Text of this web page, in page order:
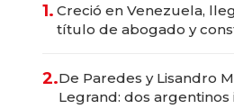
1. Creció en Venezuela,
título de abogado y
2.De Paredes y Lisandro
Legrand: dos